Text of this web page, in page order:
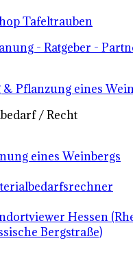
Tafeltrauben
- Ratgeber -
Pflanzung eines
/ Recht
eines Weinbergs
Hessen
Bergstraße)